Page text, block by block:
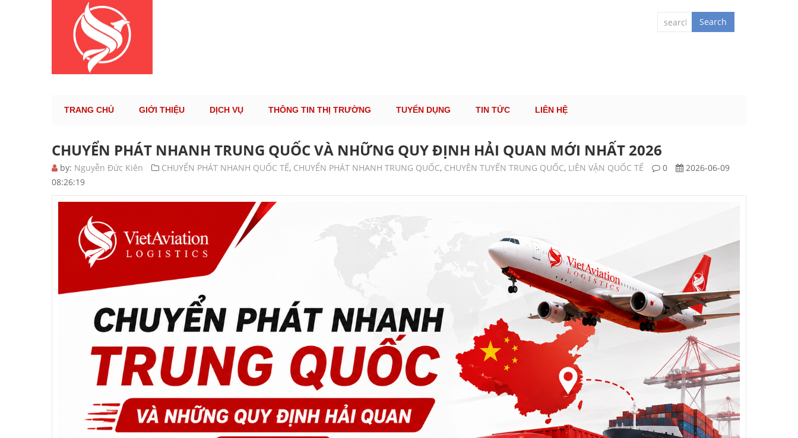
Search
TRANG CHỦ GIỚI THIỆU DỊCH VỤ THÔNG TIN THỊ TRƯỜNG TUYỂN DỤNG TIN TỨC LIÊN HỆ
CHUYỂN PHÁT NHANH TRUNG QUỐC VÀ NHỮNG QUY ĐỊNH HẢI QUAN MỚI NHẤT 2026
by: Nguyễn Đức Kiên CHUYỂN PHÁT NHANH QUỐC TẾ, CHUYỂN PHÁT NHANH TRUNG QUỐC, CHUYÊN TUYẾN TRUNG QUỐC, LIÊN VẬN QUỐC TẾ 0
2026-06-09
08:26:19